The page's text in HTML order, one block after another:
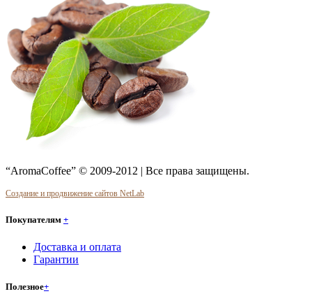
“AromaCoffee” © 2009-2012 | Все права защищены.
Создание и продвижение сайтов NetLab
Покупателям +
Доставка и оплата
Гарантии
Полезное+